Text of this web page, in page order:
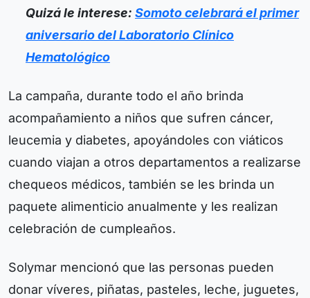
Quizá le interese: Somoto celebrará el primer
aniversario del Laboratorio Clínico
Hematológico
La campaña, durante todo el año brinda
acompañamiento a niños que sufren cáncer,
leucemia y diabetes, apoyándoles con viáticos
cuando viajan a otros departamentos a realizarse
chequeos médicos, también se les brinda un
paquete alimenticio anualmente y les realizan
celebración de cumpleaños.
Solymar mencionó que las personas pueden
donar víveres, piñatas, pasteles, leche, juguetes,